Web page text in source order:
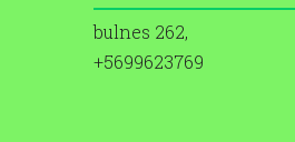
bulnes 262,
+5699623769